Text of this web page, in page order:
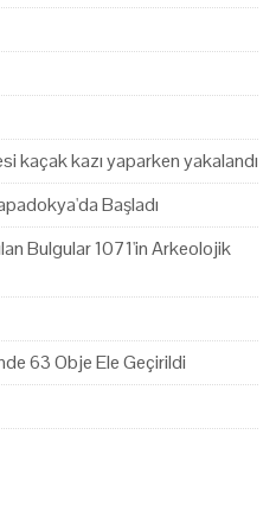
kaçak kazı yaparken yakalandı
Başladı
Bulgular 1071'in Arkeolojik
63 Obje Ele Geçirildi